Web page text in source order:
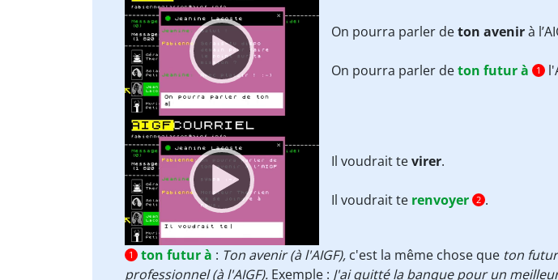
Player
On pourra parler deton avenirà
On pourra parler deton futur à 1
Video
Player
Il voudrait tevirer.
Il voudrait te renvoyer 2 .
1 ton futur à : Ton avenir (à l'AIGF), c'est la même chose que ton futur
professionnel (à l'AIGF). Exemple : J'ai quitté la banque pour un